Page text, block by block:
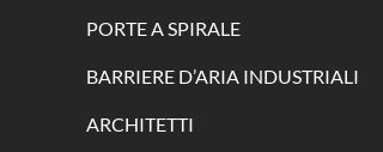
PORTE A SPIRALE
BARRIERE D’ARIA INDUSTRIALI
ARCHITETTI